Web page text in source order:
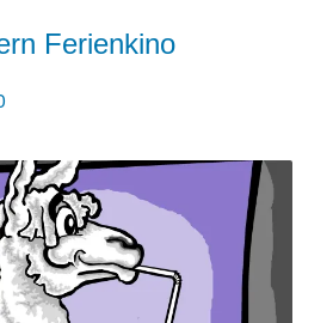
Ferienkino